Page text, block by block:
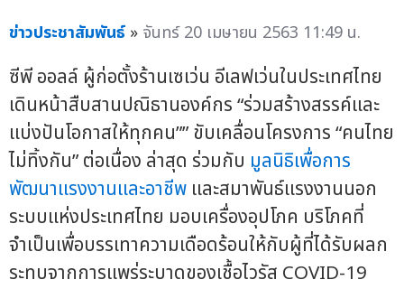
ข่าวประชาสัมพันธ์ » จันทร์ 20 เมษายน 2563 11:49 น.
ซีพี ออลล์ ผู้ก่อตั้งร้านเซเว่น อีเลฟเว่นในประเทศไทย
เดินหน้าสืบสานปณิธานองค์กร “ร่วมสร้างสรรค์และ
แบ่งปันโอกาสให้ทุกคน”” ขับเคลื่อนโครงการ “คนไทย
ไม่ทิ้งกัน” ต่อเนื่อง ล่าสุด ร่วมกับ มูลนิธิเพื่อการ
พัฒนาแรงงานและอาชีพ และสมาพันธ์แรงงานนอก
ระบบแห่งประเทศไทย มอบเครื่องอุปโภค บริโภคที่
จำเป็นเพื่อบรรเทาความเดือดร้อนให้กับผู้ที่ได้รับผลก
ระทบจากการแพร่ระบาดของเชื้อไวรัส COVID-19